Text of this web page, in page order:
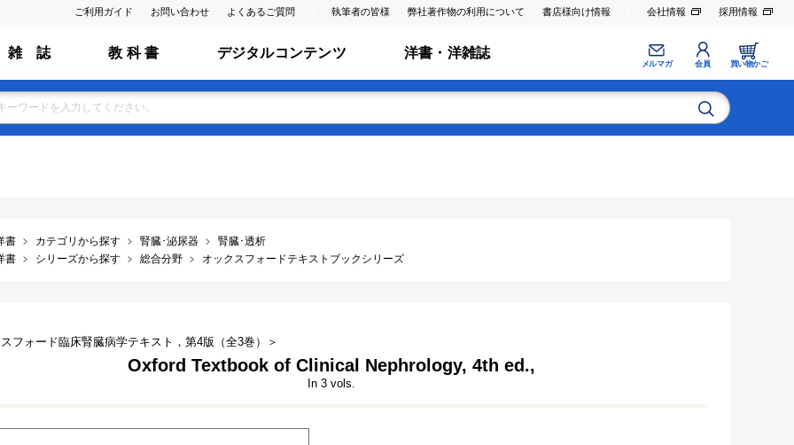
ご利用ガイド お問い合わせ よくあるご質問 執筆者の皆様 弊社著作物の利用について 書店様向け情報 会社情報 採用情報
雑 誌 教 科 書 デジタルコンテンツ 洋書・洋雑誌
メルマガ 会員 買い物かご
書 カテゴリから探す 腎臓･泌尿器
腎臓･透析
書
シリーズから探す 総合分野 オックスフォードテキストブックシリーズ
フォード臨床腎臓病学テキスト，第4版（全3巻）＞
Oxford Textbook of Clinical Nephrology, 4th ed.,
In 3 vols.